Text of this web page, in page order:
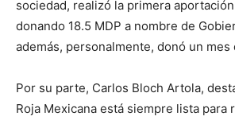
sociedad, realizó la primera
donando 18.5 MDP a nombre de
además, personalmente, donó un mes
Por su parte, Carlos Bloch Artola,
Roja Mexicana está siempre lista para